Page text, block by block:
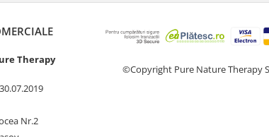
Therapy
Nr.2
©Copyright Pure Nature Therapy